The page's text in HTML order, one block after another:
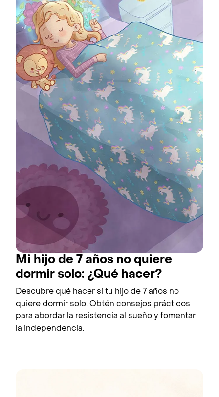
Mi hijo de 7 años no quiere
dormir solo: ¿Qué hacer?
Descubre qué hacer si tu hijo de 7 años no
quiere dormir solo. Obtén consejos prácticos
para abordar la resistencia al sueño y fomentar
la independencia.